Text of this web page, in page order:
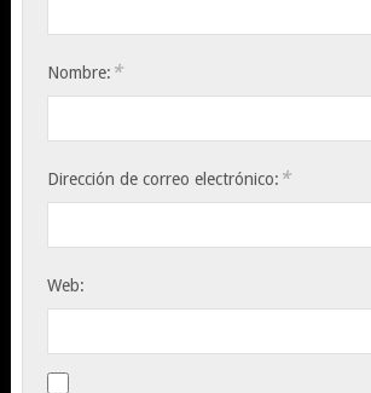
Nombre: *
Dirección de correo electrónico: *
Web: